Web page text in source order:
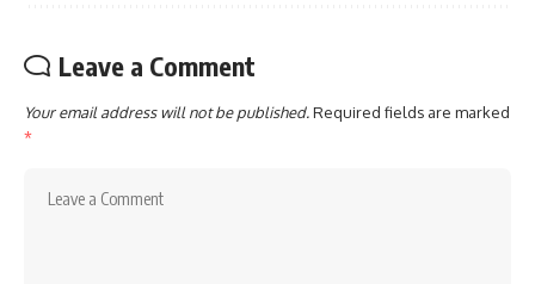
Leave a Comment
Your email address will not be published.Required fields are marked
*